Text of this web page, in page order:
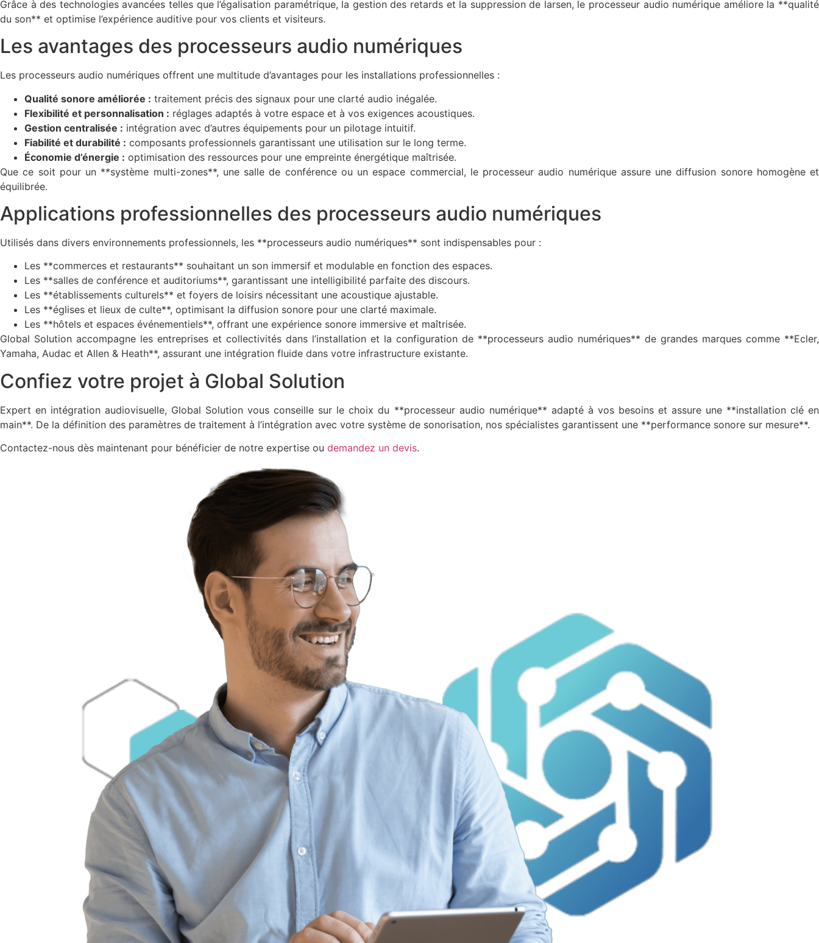
Grâce à des technologies avancées telles que l’égalisation paramétrique, la gestion des retards et la suppression de larsen, le processeur audio numérique améliore la **qualité
du son** et optimise l’expérience auditive pour vos clients et visiteurs.
Les avantages des processeurs audio numériques
Les processeurs audio numériques offrent une multitude d’avantages pour les installations professionnelles :
Qualité sonore améliorée : traitement précis des signaux pour une clarté audio inégalée.
Flexibilité et personnalisation : réglages adaptés à votre espace et à vos exigences acoustiques.
Gestion centralisée : intégration avec d’autres équipements pour un pilotage intuitif.
Fiabilité et durabilité : composants professionnels garantissant une utilisation sur le long terme.
Économie d’énergie : optimisation des ressources pour une empreinte énergétique maîtrisée.
Que ce soit pour un **système multi-zones**, une salle de conférence ou un espace commercial, le processeur audio numérique assure une diffusion sonore homogène et
équilibrée.
Applications professionnelles des processeurs audio numériques
Utilisés dans divers environnements professionnels, les **processeurs audio numériques** sont indispensables pour :
Les **commerces et restaurants** souhaitant un son immersif et modulable en fonction des espaces.
Les **salles de conférence et auditoriums**, garantissant une intelligibilité parfaite des discours.
Les **établissements culturels** et foyers de loisirs nécessitant une acoustique ajustable.
Les **églises et lieux de culte**, optimisant la diffusion sonore pour une clarté maximale.
Les **hôtels et espaces événementiels**, offrant une expérience sonore immersive et maîtrisée.
Global Solution accompagne les entreprises et collectivités dans l’installation et la configuration de **processeurs audio numériques** de grandes marques comme **Ecler,
Yamaha, Audac et Allen & Heath**, assurant une intégration fluide dans votre infrastructure existante.
Confiez votre projet à Global Solution
Expert en intégration audiovisuelle, Global Solution vous conseille sur le choix du **processeur audio numérique** adapté à vos besoins et assure une **installation clé en
main**. De la définition des paramètres de traitement à l’intégration avec votre système de sonorisation, nos spécialistes garantissent une **performance sonore sur mesure**.
Contactez-nous dès maintenant pour bénéficier de notre expertise ou demandez un devis.